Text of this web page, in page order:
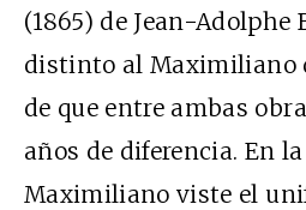
(1865) de Jean-Adolphe
distinto al Maximiliano
de que entre ambas
años de diferencia. En
Maximiliano viste el